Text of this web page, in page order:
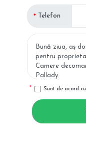
Telefon
Sunt de acord cu